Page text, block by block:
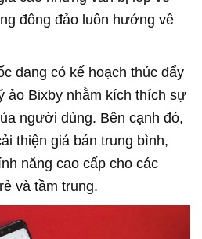
đông đảo luôn hướng về
đang có kế hoạch thúc đẩy
ảo Bixby nhằm kích thích sự
người dùng. Bên cạnh đó,
thiện giá bán trung bình,
năng cao cấp cho các
và tầm trung.